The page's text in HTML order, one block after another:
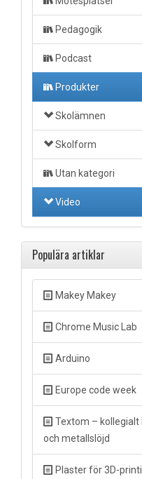
Pedagogik
Podcast
Produkter
Skolämnen
Skolform
Utan kategori
Video
Populära artiklar
Makey Makey
Chrome Music Lab
Arduino
Europe code week
Textom – kollegialt
och metallslöjd
Plaster för 3D-